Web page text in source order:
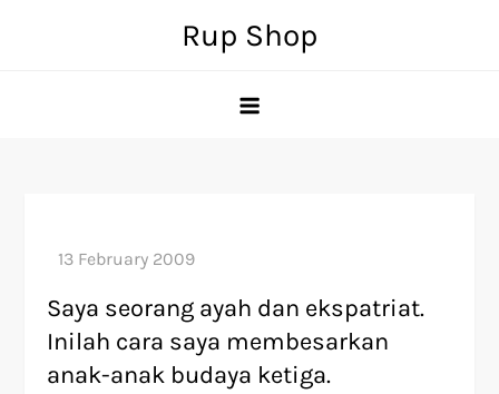
Rup Shop
Saya seorang ayah dan ekspatriat.
Inilah cara saya membesarkan
anak-anak budaya ketiga.